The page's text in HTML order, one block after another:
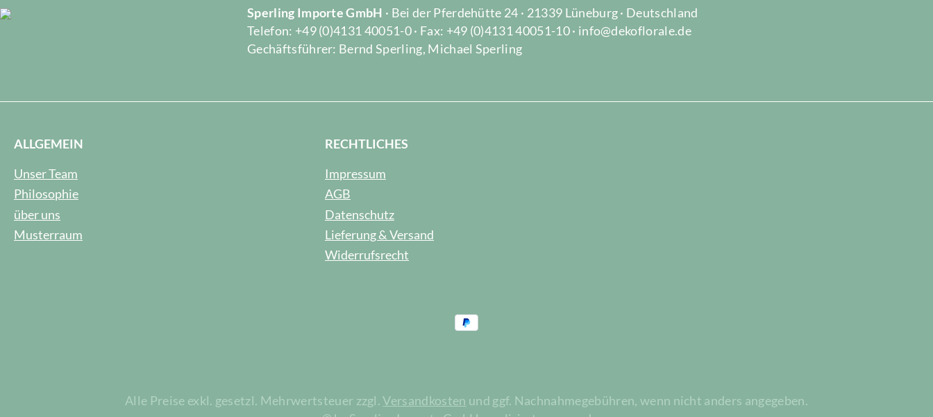
Sperling Importe GmbH · Bei der Pferdehütte 24 · 21339 Lüneburg · Deutschland
Telefon: +49 (0)4131 40051-0 · Fax: +49 (0)4131 40051-10 · info@dekoflorale.de
Gechäftsführer: Bernd Sperling, Michael Sperling
ALLGEMEIN
Unser Team
Philosophie
über uns
Musterraum
RECHTLICHES
Impressum
AGB
Datenschutz
Lieferung & Versand
Widerrufsrecht
Alle Preise exkl. gesetzl. Mehrwertsteuer zzgl.Versandkosten und ggf. Nachnahmegebühren, wenn nicht anders angegeben.